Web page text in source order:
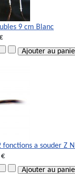
9 cm Blanc
a souder Z